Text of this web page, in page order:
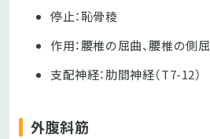
停止：恥骨稜
作用：腰椎の屈曲、腰椎の側屈
支配神経：肋間神経（T7-12）
外腹斜筋